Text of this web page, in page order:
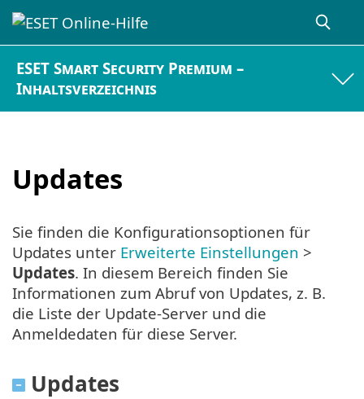
ESET Smart Security Premium –
Inhaltsverzeichnis
Updates
Sie finden die Konfigurationsoptionen für
Updates unter Erweiterte Einstellungen >
Updates. In diesem Bereich finden Sie
Informationen zum Abruf von Updates, z. B.
die Liste der Update-Server und die
Anmeldedaten für diese Server.
Updates